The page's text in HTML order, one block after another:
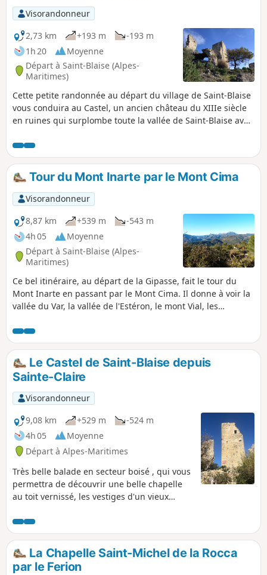
Visorandonneur
2,73 km
+193 m
-193 m
1h 20
Moyenne
Départ à Saint-Blaise (Alpes-
Maritimes)
Cette petite randonnée au départ du village de Saint-Blaise
vous conduira au Castel, un ancien château du XIIIe siècle
en ruines qui surplombe toute la vallée de Saint-Blaise avec
Tour du Mont Inarte par le Mont Cima
Visorandonneur
8,87 km
+539 m
-543 m
4h 05
Moyenne
Départ à Saint-Blaise (Alpes-
Maritimes)
Ce bel itinéraire, au départ de la Gipasse, fait le tour du
Mont Inarte en passant par le Mont Cima. Il donne à voir la
vallée du Var, la vallée de l'Estéron, le mont Vial, les
Le Castel de Saint-Blaise depuis
Sainte-Claire
Visorandonneur
9,08 km
+529 m
-524 m
4h 05
Moyenne
Départ à Alpes-Maritimes
Très belle balade en secteur boisé , qui vous
permettra de découvrir une belle chapelle
au toit vernissé, les vestiges d'un vieux
roue, qui était entraînée, jadis, par l'eau, et
enfin le Castel de Saint-Blaise qui, juché sur
son piton, offre au regard des ruines
imposantes et magnifiques.
La Chapelle Saint-Michel de la Rocca
par le Ferion